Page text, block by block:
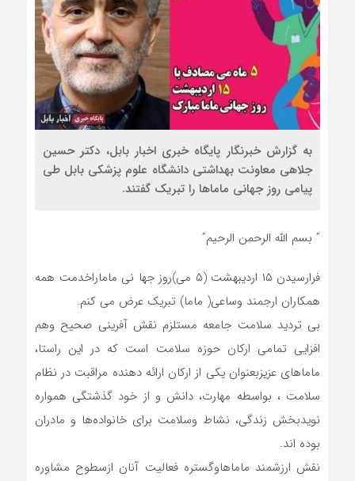
به گزارش خبرنگار پایگاه خبری اخبار بابل، دکتر حسین
جلاهی معاونت بهداشتی دانشگاه علوم پزشکی بابل طی
پیامی روز جهانی ماماها را تبریک گفتند.
” بسم الله الرحمن الرحیم”
فرارسیدن ۱۵ اردیبهشت (۵ می)روز جها نی ماماراخدمت همه
همکاران ارجمند وساعی( ماما) تبریک عرض می کنم.
بی تردید سلامت جامعه مستلزم نقش آفرینی صحیح وهم
افزایی تمامی ارکان حوزه سلامت است که در این راستا،
ماماهای عزیزبعنوان یکی از ارکان ارائه دهنده مراقبت در نظام
سلامت ، بواسطه مهارت، دانش و از خود گذشتگی همواره
نویدبخش زندگی، نشاط وسلامت برای خانواده‌ها و مادران
بوده اند.
نقش ارزشمند ماماهاوگستره فعالیت آنان ازسطوح مشاوره